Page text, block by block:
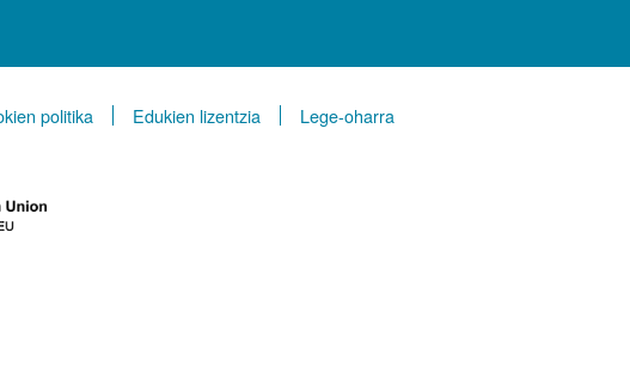
politika Edukien lizentzia Lege-oharra